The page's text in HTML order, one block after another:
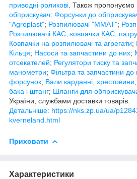
приводні роликові . Також пропонуємо
обприскувач: Форсунки до
"Agroplast"; Розпилювачі "MMAT";
Розпилювачі КАС, ковпачки КАС,
Ковпачки на розпилювачі та агрегати;
Кільця; Насоси та запчастини до них;
отсекателей; Регулятори тиску та
манометри; Фільтра та запчастини до
форсунок; Вали карданні, хрестовини;
бака і штанг; Шланги для
України, службами доставки товарів.
Детальніше: https://nks.zp.ua/ua/
kverneland.html
Приховати
Характеристики